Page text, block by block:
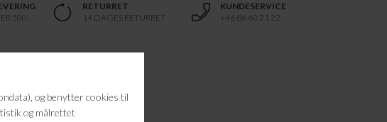
500,-
RETURRET
14 DAGES RETURRET
KUNDESERVICE
+46 86 60 21 22